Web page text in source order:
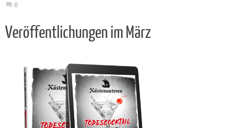
0
Veröffentlichungen im März